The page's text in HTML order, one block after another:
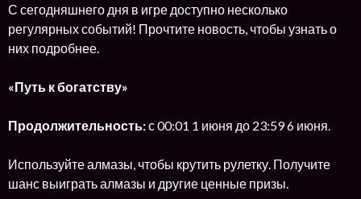
С сегодняшнего дня в игре доступно несколько
регулярных событий! Прочтите новость, чтобы узнать о
них подробнее.
«Путь к богатству»
Продолжительность:с 00:01 1 июня до 23:59 6 июня.
Используйте алмазы, чтобы крутить рулетку. Получите
шанс выиграть алмазы и другие ценные призы.